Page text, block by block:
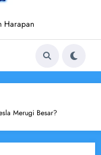
Harapan
Merugi Besar?